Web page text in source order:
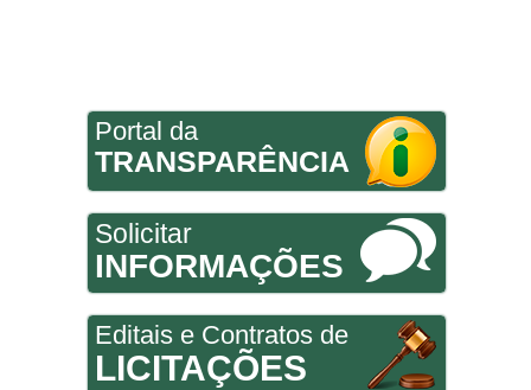
Portal da
TRANSPARÊNCIA
Solicitar
INFORMAÇÕES
Editais e Contratos de
LICITAÇÕES